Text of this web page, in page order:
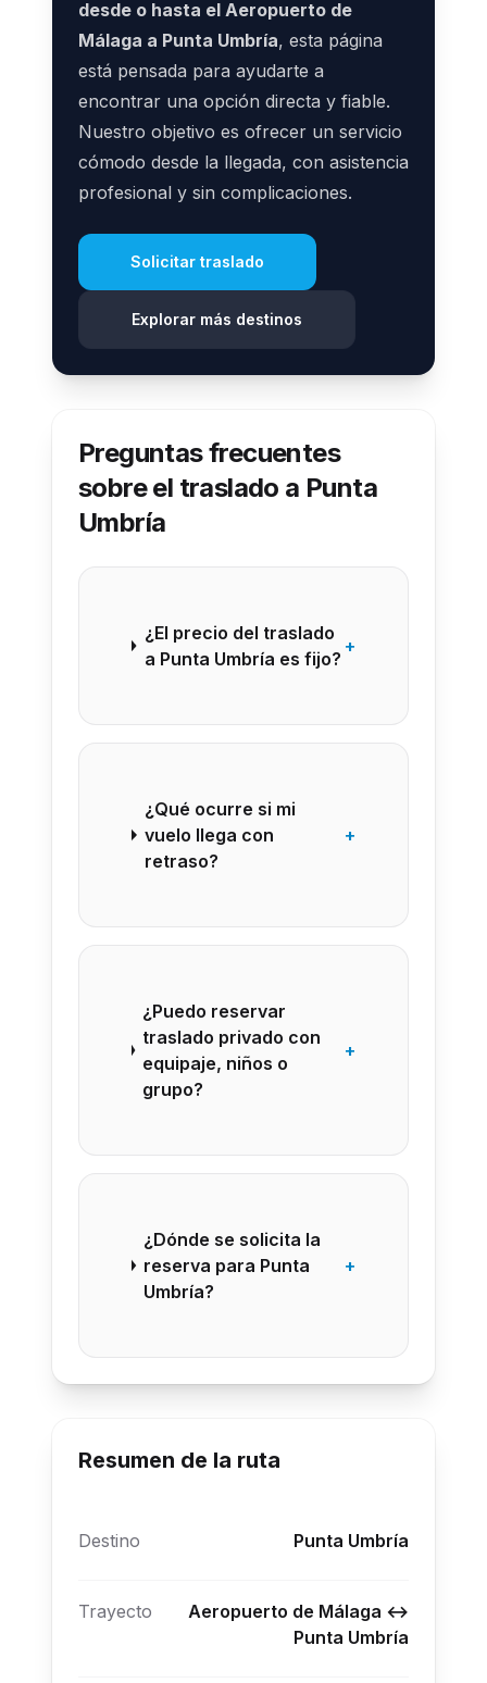
desde o hasta el Aeropuerto de
Málaga a Punta Umbría, esta página
está pensada para ayudarte a
encontrar una opción directa y fiable.
Nuestro objetivo es ofrecer un servicio
cómodo desde la llegada, con asistencia
profesional y sin complicaciones.
Solicitar traslado
Explorar más destinos
Preguntas frecuentes
sobre el traslado a Punta
Umbría
¿El precio del traslado
a Punta Umbría es fijo?
+
¿Qué ocurre si mi
vuelo llega con
retraso?
+
¿Puedo reservar
traslado privado con
equipaje, niños o
grupo?
+
¿Dónde se solicita la
reserva para Punta
Umbría?
+
Resumen de la ruta
Destino Punta Umbría
Trayecto
Aeropuerto de Málaga ↔
Punta Umbría